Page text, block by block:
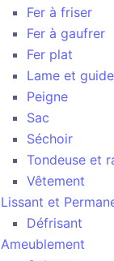
Fer à friser
Fer à gaufrer
Fer plat
Lame et guide
Peigne
Sac
Séchoir
Tondeuse et
Vêtement
Lissant et
Défrisant
Ameublement